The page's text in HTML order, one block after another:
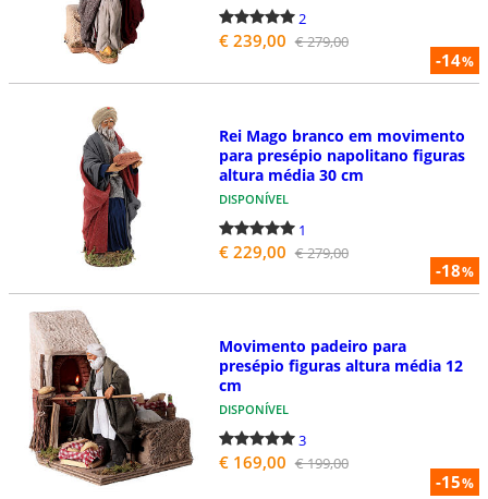
-14%
2
€ 239,00 € 279,00
-18%
Rei Mago branco em movimento
para presépio napolitano figuras
altura média 30 cm
DISPONÍVEL
1
€ 229,00 € 279,00
-15%
Movimento padeiro para
presépio figuras altura média 12
cm
DISPONÍVEL
3
€ 169,00 € 199,00